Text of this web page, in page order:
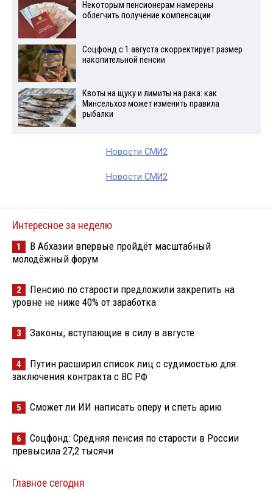
Некоторым пенсионерам намерены
облегчить получение компенсации
Соцфонд с 1 августа скорректирует размер
накопительной пенсии
Квоты на щуку и лимиты на рака: как
Минсельхоз может изменить правила
рыбалки
Новости СМИ2
Новости СМИ2
Интересное за неделю
1
В Абхазии впервые пройдёт масштабный
молодёжный форум
2
Пенсию по старости предложили закрепить на
уровне не ниже 40% от заработка
3 Законы, вступающие в силу в августе
4
Путин расширил список лиц с судимостью для
заключения контракта с ВС РФ
5 Сможет ли ИИ написать оперу и спеть арию
6
Соцфонд: Средняя пенсия по старости в России
превысила 27,2 тысячи
Главное сегодня